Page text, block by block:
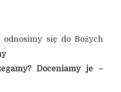
się do Bożych
Doceniamy je –